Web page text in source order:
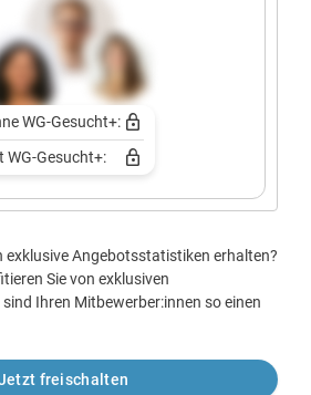
WG-Gesucht+:
WG-Gesucht+:
exklusive Angebotsstatistiken erhalten?
Sie von exklusiven
Ihren Mitbewerber:innen so einen
freischalten